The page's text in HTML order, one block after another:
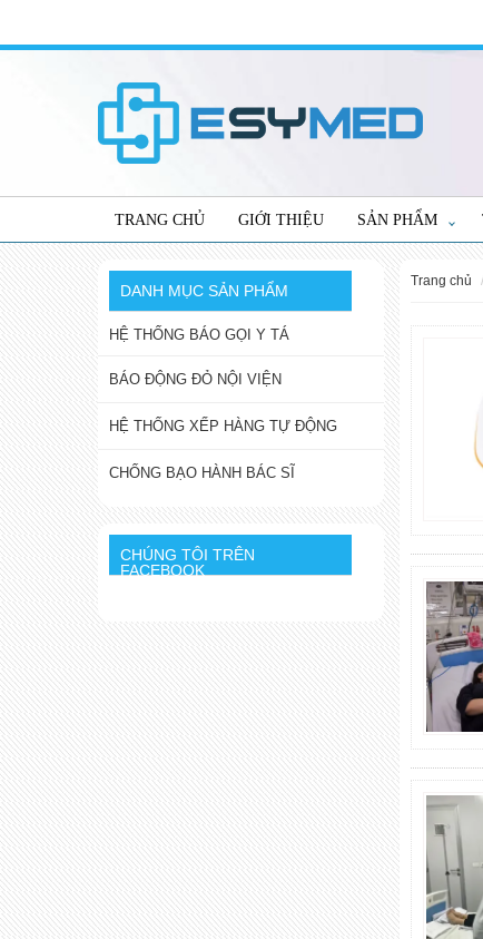
TRANG CHỦ GIỚI THIỆU SẢN PHẨM
DANH MỤC SẢN PHẨM
HỆ THỐNG BÁO GỌI Y TÁ
BÁO ĐỘNG ĐỎ NỘI VIỆN
HỆ THỐNG XẾP HÀNG TỰ ĐỘNG
CHỐNG BẠO HÀNH BÁC SĨ
CHÚNG TÔI TRÊN
FACEBOOK
trang chủ